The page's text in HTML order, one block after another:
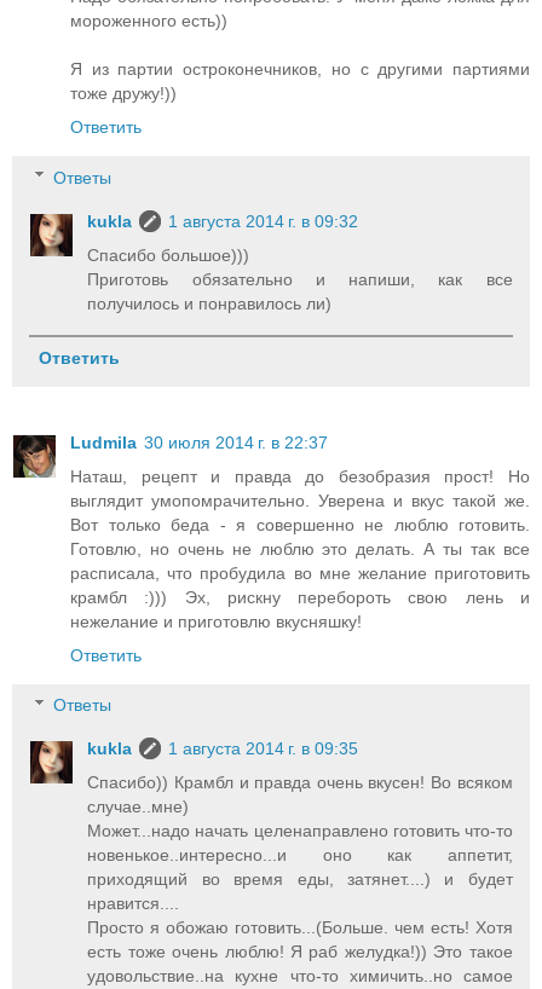
мороженного есть))
Я из партии остроконечников, но с другими партиями
тоже дружу!))
Ответить
Ответы
kukla
1 августа 2014 г. в 09:32
Спасибо большое)))
Приготовь обязательно и напиши, как все
получилось и понравилось ли)
Ответить
Ludmila 30 июля 2014 г. в 22:37
Наташ, рецепт и правда до безобразия прост! Но
выглядит умопомрачительно. Уверена и вкус такой же.
Вот только беда - я совершенно не люблю готовить.
Готовлю, но очень не люблю это делать. А ты так все
расписала, что пробудила во мне желание приготовить
крамбл :))) Эх, рискну перебороть свою лень и
нежелание и приготовлю вкусняшку!
Ответить
Ответы
kukla
1 августа 2014 г. в 09:35
Спасибо)) Крамбл и правда очень вкусен! Во всяком
случае..мне)
Может...надо начать целенаправлено готовить что-то
новенькое..интересно...и оно как аппетит,
приходящий во время еды, затянет....) и будет
нравится....
Просто я обожаю готовить...(Больше. чем есть! Хотя
есть тоже очень люблю! Я раб желудка!)) Это такое
удовольствие..на кухне что-то химичить..но самое